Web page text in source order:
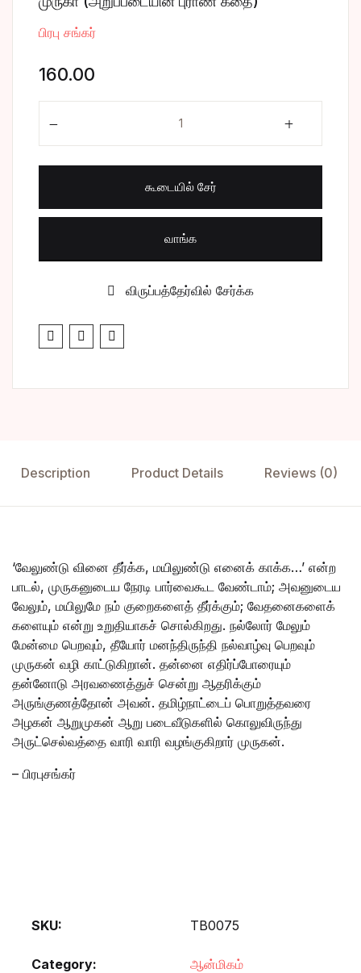
போட்டித் தேர்வு
மருத்துவம்
பிரபு சங்கர்
160.00
கூடையில் சேர்
வாங்க
விருப்பத்தேர்வில் சேர்க்க
Description Product Details Reviews (0)
‘வேலுண்டு வினை தீர்க்க, மயிலுண்டு எனைக் காக்க…’ என்ற
பாடல், முருகனுடைய நேரடி பார்வைகூட வேண்டாம்; அவனுடைய
வேலும், மயிலுமே நம் குறைகளைத் தீர்க்கும்; வேதனைகளைக்
களையும் என்று உறுதியாகச் சொல்கிறது. நல்லோர் மேலும்
மேன்மை பெறவும், தீயோர் மனந்திருந்தி நல்வாழ்வு பெறவும்
முருகன் வழி காட்டுகிறான். தன்னை எதிர்ப்போரையும்
தன்னோடு அரவணைத்துச் சென்று ஆதரிக்கும்
அருங்குணத்தோன் அவன். தமிழ்நாட்டைப் பொறுத்தவரை
அழகன் ஆறுமுகன் ஆறு படைவீடுகளில் கொலுவிருந்து
அருட்செல்வத்தை வாரி வாரி வழங்குகிறார் முருகன்.
– பிரபுசங்கர்
SKU: TB0075
Category: ஆன்மிகம்